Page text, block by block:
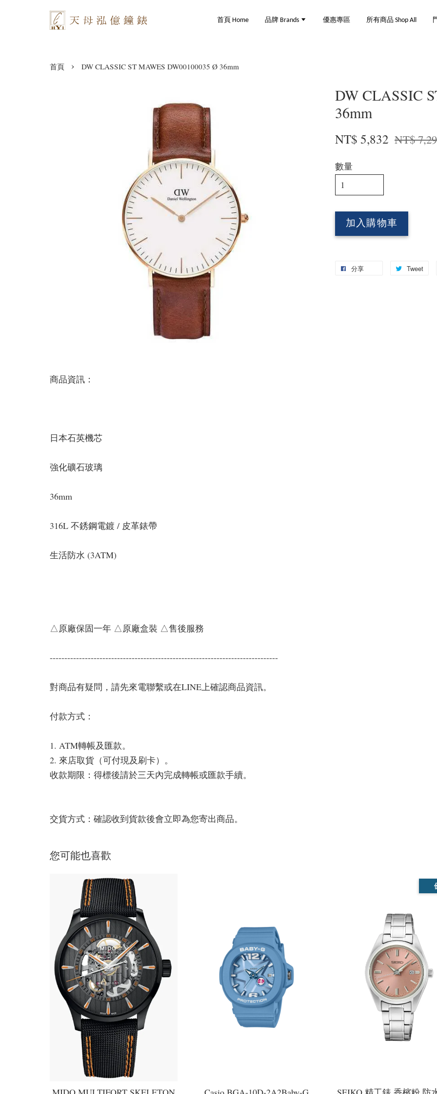
首頁 Home 品牌 Brands 優惠專區 所有商品 Shop All
首頁 › DW CLASSIC ST MAWES DW00100035 Ø 36mm
DW CLASSIC
36mm
NT$ 5,832 NT$
數量
加入購物車
分享 Tweet
商品資訊：
日本石英機芯
強化礦石玻璃
36mm
316L 不銹鋼電鍍 / 皮革錶帶
生活防水 (3ATM)
△原廠保固一年 △原廠盒裝 △售後服務
------------------------------------------------------------------------------
對商品有疑問，請先來電聯繫或在LINE上確認商品資訊。
付款方式：
1. ATM轉帳及匯款。
2. 來店取貨（可付現及刷卡）。
收款期限：得標後請於三天內完成轉帳或匯款手續。
交貨方式：確認收到貨款後會立即為您寄出商品。
您可能也喜歡